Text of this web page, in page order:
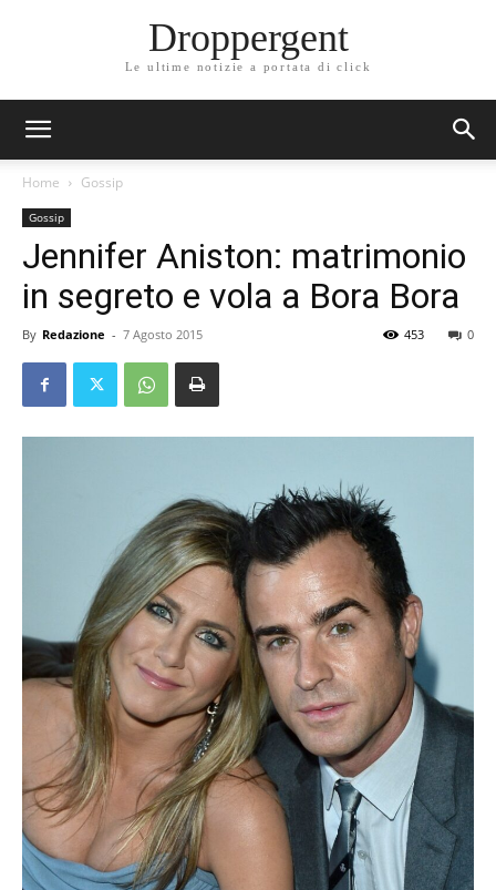
Droppergent
Le ultime notizie a portata di click
Home Gossip
Gossip
Jennifer Aniston: matrimonio
in segreto e vola a Bora Bora
By Redazione - 7 Agosto 2015 0
453